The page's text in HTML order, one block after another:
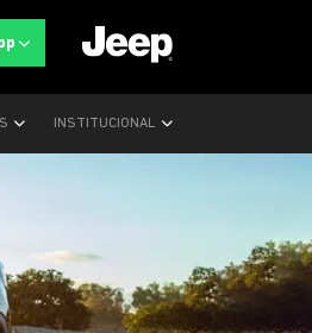
INSTITUCIONAL